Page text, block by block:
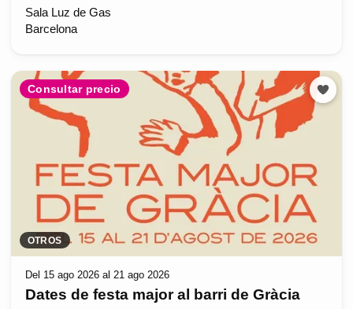
Sala Luz de Gas
Barcelona
Consultar precio
OTROS
Del 15 ago 2026 al 21 ago 2026
Dates de festa major al barri de Gràcia